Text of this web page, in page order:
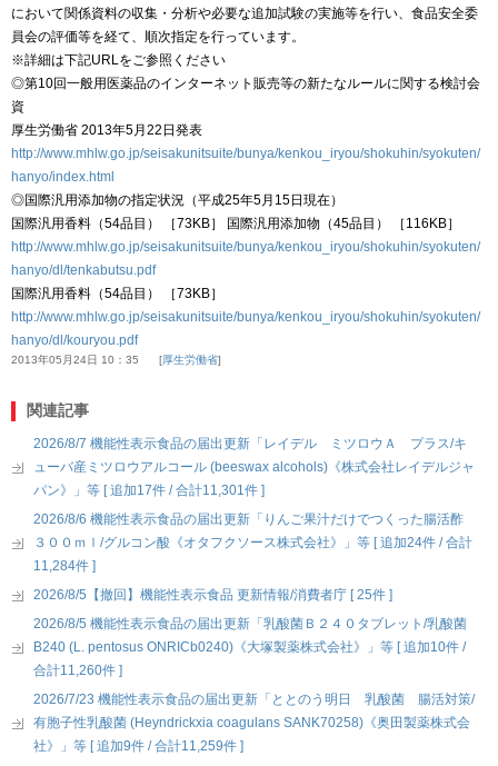
において関係資料の収集・分析や必要な追加試験の実施等を行い、食品安全委
員会の評価等を経て、順次指定を行っています。
※詳細は下記URLをご参照ください
◎第10回一般用医薬品のインターネット販売等の新たなルールに関する検討会
資
厚生労働省 2013年5月22日発表
http://www.mhlw.go.jp/seisakunitsuite/bunya/kenkou_iryou/shokuhin/syokuten/
hanyo/index.html
◎国際汎用添加物の指定状況（平成25年5月15日現在）
国際汎用香料（54品目） ［73KB］ 国際汎用添加物（45品目） ［116KB］
http://www.mhlw.go.jp/seisakunitsuite/bunya/kenkou_iryou/shokuhin/syokuten/
hanyo/dl/tenkabutsu.pdf
国際汎用香料（54品目） ［73KB］
http://www.mhlw.go.jp/seisakunitsuite/bunya/kenkou_iryou/shokuhin/syokuten/
hanyo/dl/kouryou.pdf
2013年05月24日 10：35 厚生労働省
関連記事
2026/8/7 機能性表示食品の届出更新「レイデル ミツロウＡ プラス/キ
ューバ産ミツロウアルコール (beeswax alcohols)《株式会社レイデルジャ
パン》」等 [ 追加17件 / 合計11,301件 ]
2026/8/6 機能性表示食品の届出更新「りんご果汁だけでつくった腸活酢
３００ｍｌ/グルコン酸《オタフクソース株式会社》」等 [ 追加24件 / 合計
11,284件 ]
2026/8/5【撤回】機能性表示食品 更新情報/消費者庁 [ 25件 ]
2026/8/5 機能性表示食品の届出更新「乳酸菌Ｂ２４０タブレット/乳酸菌
B240 (L. pentosus ONRICb0240)《大塚製薬株式会社》」等 [ 追加10件 /
合計11,260件 ]
2026/7/23 機能性表示食品の届出更新「ととのう明日 乳酸菌 腸活対策/
有胞子性乳酸菌 (Heyndrickxia coagulans SANK70258)《奥田製薬株式会
社》」等 [ 追加9件 / 合計11,259件 ]